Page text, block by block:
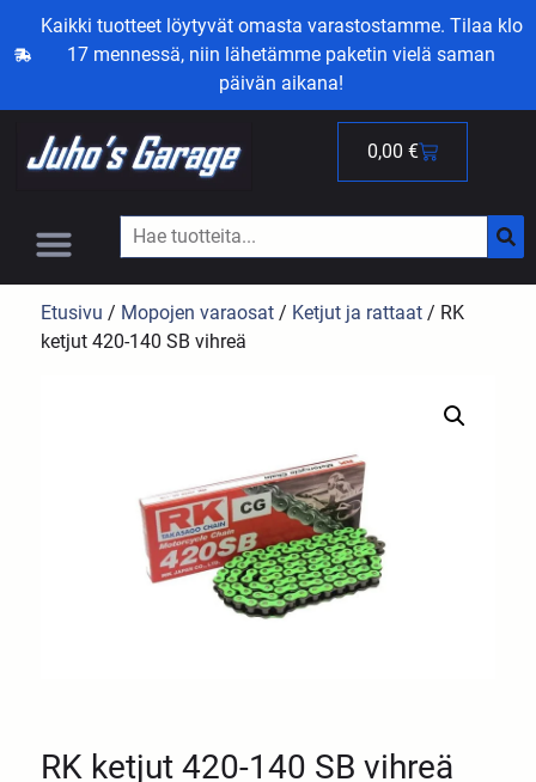
Kaikki tuotteet löytyvät omasta varastostamme. Tilaa klo
17 mennessä, niin lähetämme paketin vielä saman
päivän aikana!
0,00 €
Etusivu / Mopojen varaosat / Ketjut ja rattaat / RK
ketjut 420-140 SB vihreä
RK ketjut 420-140 SB vihreä